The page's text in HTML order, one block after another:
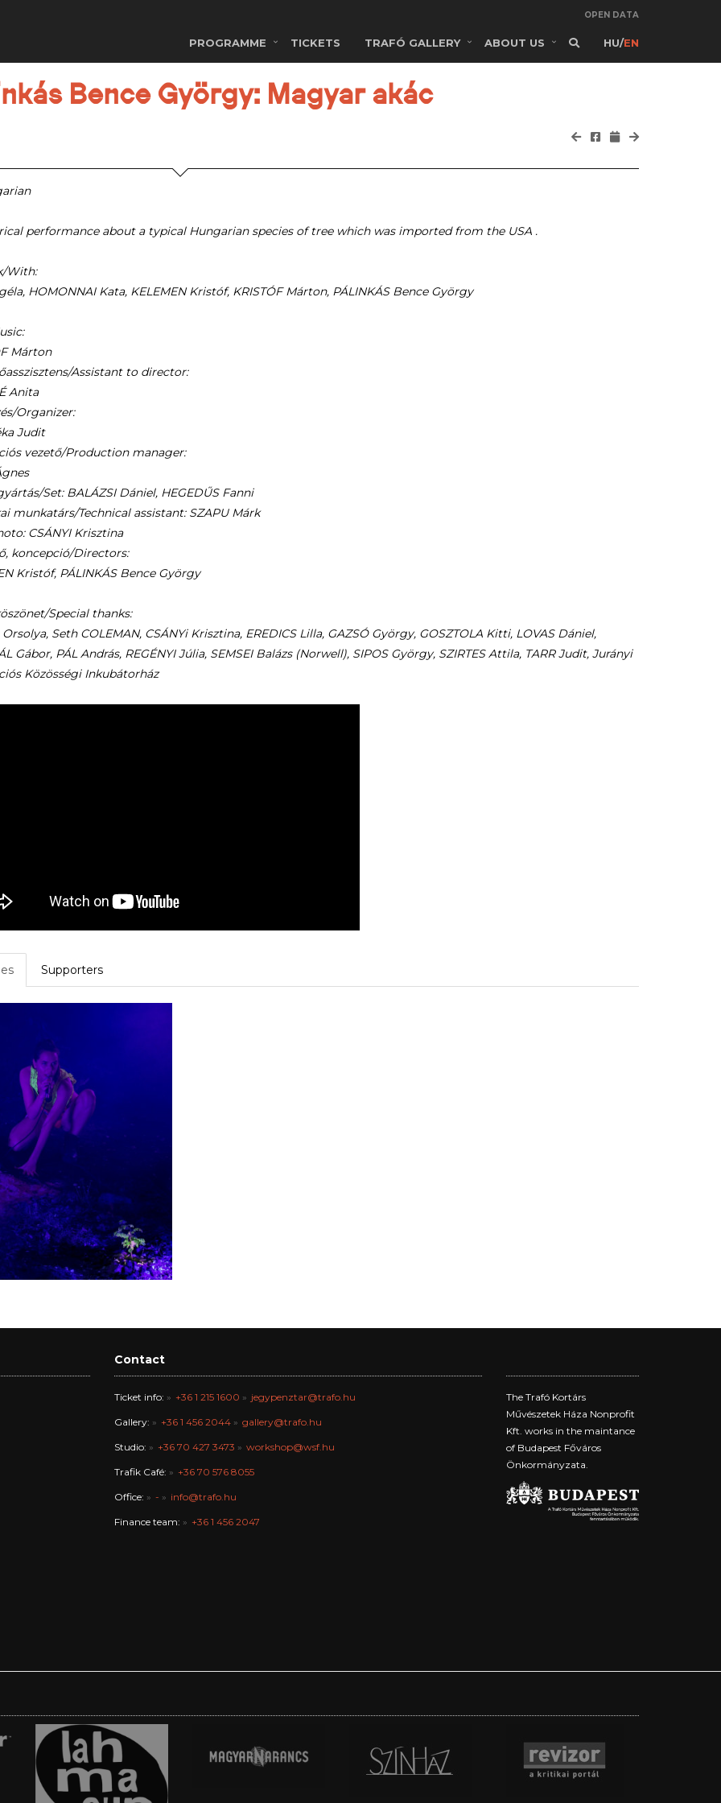
OPEN DATA
PROGRAMME TICKETS TRAFÓ GALLERY ABOUT US HU/EN
Bence György: Magyar akác
performance about a typical Hungarian species of tree which was imported from the USA .
With:
HOMONNAI Kata, KELEMEN Kristóf, KRISTÓF Márton, PÁLINKÁS Bence György
Márton
Assistant to director:
Anita
Organizer:
Judit
vezető/Production manager:
Set: BALÁZSI Dániel, HEGEDŰS Fanni
munkatárs/Technical assistant: SZAPU Márk
CSÁNYI Krisztina
koncepció/Directors:
Kristóf, PÁLINKÁS Bence György
Special thanks:
Seth COLEMAN, CSÁNYi Krisztina, EREDICS Lilla, GAZSÓ György, GOSZTOLA Kitti, LOVAS Dániel,
Gábor, PÁL András, REGÉNYI Júlia, SEMSEI Balázs (Norwell), SIPOS György, SZIRTES Attila, TARR Judit, Jurányi
Közösségi Inkubátorház
Supporters
Contact
Ticket info: +36 1 215 1600 jegypenztar@trafo.hu
Gallery: +36 1 456 2044 gallery@trafo.hu
Studio: +36 70 427 3473 workshop@wsf.hu
Trafik Café: +36 70 576 8055
Office: - info@trafo.hu
Finance team: +36 1 456 2047
The Trafó Kortárs
Művészetek Háza Nonprofit
Kft. works in the maintance
of Budapest Főváros
Önkormányzata.